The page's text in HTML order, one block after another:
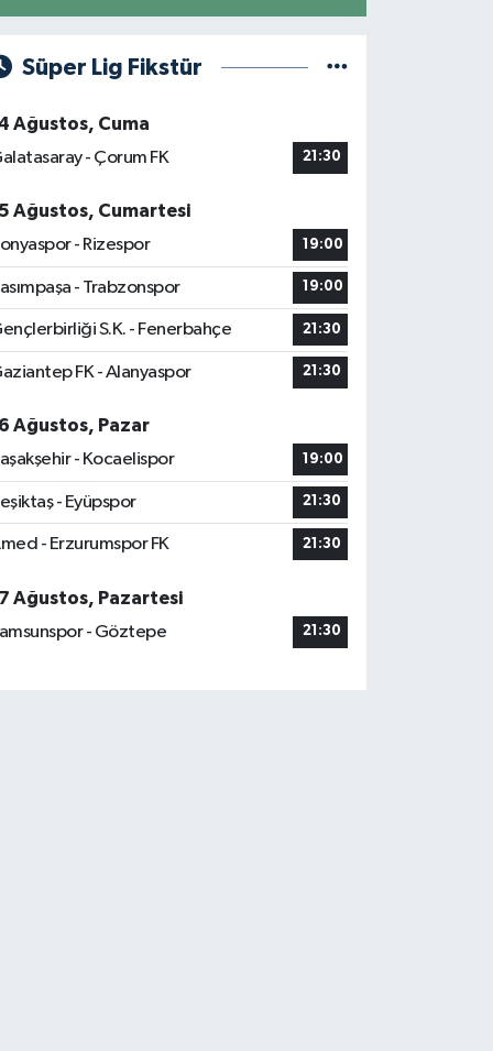
Süper Lig Fikstür
Ağustos, Cuma
- Çorum FK
21:30
Ağustos, Cumartesi
- Rizespor
19:00
- Trabzonspor 19:00
S.K. - Fenerbahçe 21:30
FK - Alanyaspor 21:30
Ağustos, Pazar
- Kocaelispor
19:00
- Eyüpspor 21:30
- Erzurumspor FK 21:30
Ağustos, Pazartesi
- Göztepe
21:30